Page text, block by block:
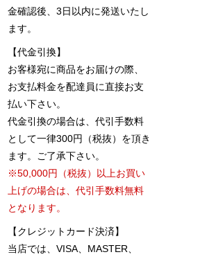
金確認後、3日以内に発送いたし
ます。
【代金引換】
お客様宛に商品をお届けの際、
お支払料金を配達員に直接お支
払い下さい。
代金引換の場合は、代引手数料
として一律300円（税抜）を頂き
ます。ご了承下さい。
※50,000円（税抜）以上お買い
上げの場合は、代引手数料無料
となります。
【クレジットカード決済】
当店では、VISA、MASTER、